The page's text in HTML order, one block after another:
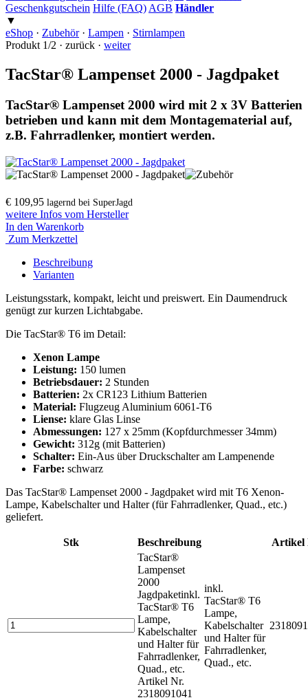
Geschenkgutschein Hilfe (FAQ) AGB Händler
▼
eShop · Zubehör· Lampen · Stirnlampen
Produkt 1/2 · zurück · weiter
TacStar® Lampenset 2000 - Jagdpaket
TacStar® Lampenset 2000 wird mit 2 x 3V Batterien
betrieben und kann mit dem Montagematerial auf,
z.B. Fahrradlenker, montiert werden.
€ 109,95 lagernd bei SuperJagd
weitere Infos vom Hersteller
In den Warenkorb
Zum Merkzettel
Beschreibung
Varianten
Leistungsstark, kompakt, leicht und preiswert. Ein Daumendruck
genügt zur kurzen Lichtabgabe.
Die TacStar® T6 im Detail:
Xenon Lampe
Leistung: 150 lumen
Betriebsdauer: 2 Stunden
Batterien: 2x CR123 Lithium Batterien
Material: Flugzeug Aluminium 6061-T6
Liense: klare Glas Linse
Abmessungen: 127 x 25mm (Kopfdurchmesser 34mm)
Gewicht: 312g (mit Batterien)
Schalter: Ein-Aus über Druckschalter am Lampenende
Farbe: schwarz
Das TacStar® Lampenset 2000 - Jagdpaket wird mit T6 Xenon-
Lampe, Kabelschalter und Halter (für Fahrradlenker, Quad., etc.)
geliefert.
Stk Beschreibung
Artikel
TacStar®
Lampenset
2000
Jagdpaketinkl.
TacStar® T6
Lampe,
Kabelschalter
und Halter für
Fahrradlenker,
Quad., etc.
Artikel Nr.
2318091041
inkl.
TacStar® T6
Lampe,
Kabelschalter
und Halter für
Fahrradlenker,
Quad., etc.